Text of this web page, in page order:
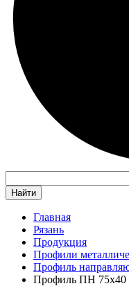
Найти
Главная
Рязань
Продукция
Профили
Профиль
Профиль ПН 75х40